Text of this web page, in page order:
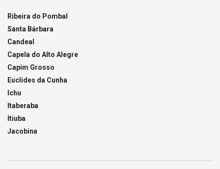
Ribeira do Pombal
Santa Bárbara
Candeal
Capela do Alto Alegre
Capim Grosso
Euclides da Cunha
Ichu
Itaberaba
Itiuba
Jacobina